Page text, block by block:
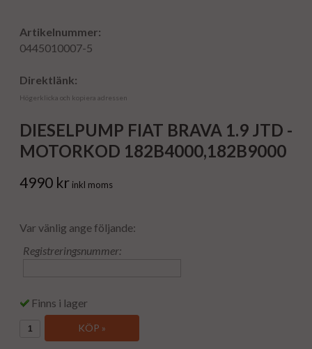
Artikelnummer:
0445010007-5
Direktlänk:
Högerklicka och kopiera adressen
DIESELPUMP FIAT BRAVA 1.9 JTD -
MOTORKOD 182B4000,182B9000
4990 kr inkl moms
Var vänlig ange följande:
Registreringsnummer:
Finns i lager
KÖP »